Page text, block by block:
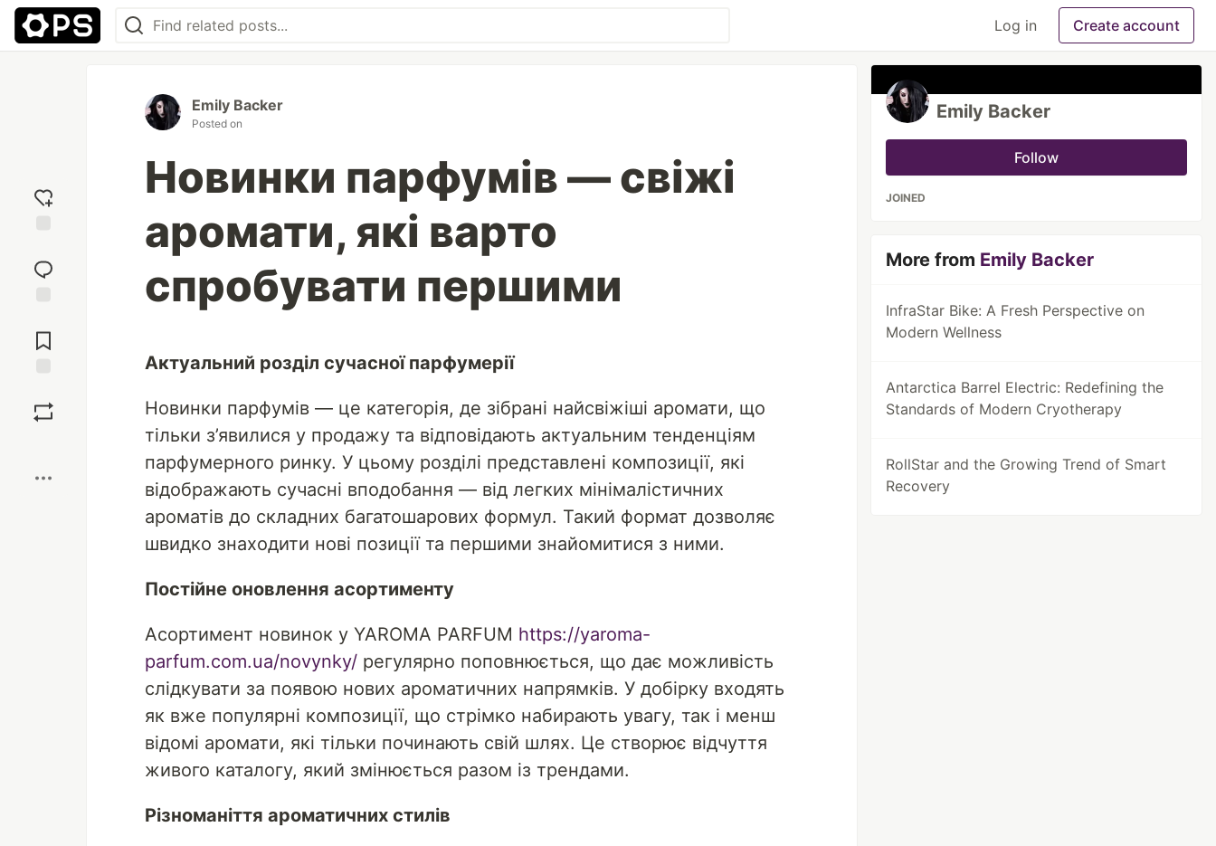
Log in Create account
reaction
Comments
Emily Backer
Posted on
Новинки парфумів — свіжі
аромати, які варто
спробувати першими
Актуальний розділ сучасної парфумерії
Новинки парфумів — це категорія, де зібрані найсвіжіші аромати, що
тільки з’явилися у продажу та відповідають актуальним тенденціям
парфумерного ринку. У цьому розділі представлені композиції, які
відображають сучасні вподобання — від легких мінімалістичних
ароматів до складних багатошарових формул. Такий формат дозволяє
швидко знаходити нові позиції та першими знайомитися з ними.
Постійне оновлення асортименту
Асортимент новинок у YAROMA PARFUM https://yaroma-
parfum.com.ua/novynky/ регулярно поповнюється, що дає можливість
слідкувати за появою нових ароматичних напрямків. У добірку входять
як вже популярні композиції, що стрімко набирають увагу, так і менш
відомі аромати, які тільки починають свій шлях. Це створює відчуття
живого каталогу, який змінюється разом із трендами.
Різноманіття ароматичних стилів
Emily Backer
Follow
JOINED
More from Emily Backer
InfraStar Bike: A Fresh Perspective on
Modern Wellness
Antarctica Barrel Electric: Redefining the
Standards of Modern Cryotherapy
RollStar and the Growing Trend of Smart
Recovery